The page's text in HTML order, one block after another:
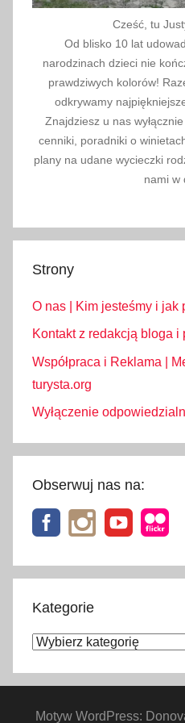
Cześć, tu
Od blisko 10 lat
narodzinach dzieci nie
prawdziwych kolorów!
odkrywamy
Znajdziesz u nas
cenniki, poradniki o
plany na udane wycieczki
nami w
Strony
O nas | Kim jesteśmy i jak
Kontakt z redakcją bloga i
Współpraca i Reklama |
turysta.org
Wyłączenie
Obserwuj nas na:
Kategorie
Kategorie
Motyw WordPress: